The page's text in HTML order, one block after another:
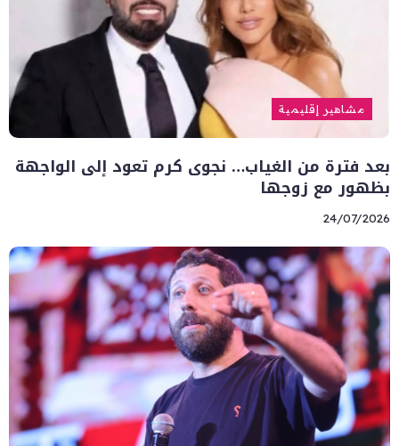
مشاهير إقليمية
بعد فترة من الغياب… نجوى كرم تعود إلى الواجهة
بظهور مع زوجها
24/07/2026